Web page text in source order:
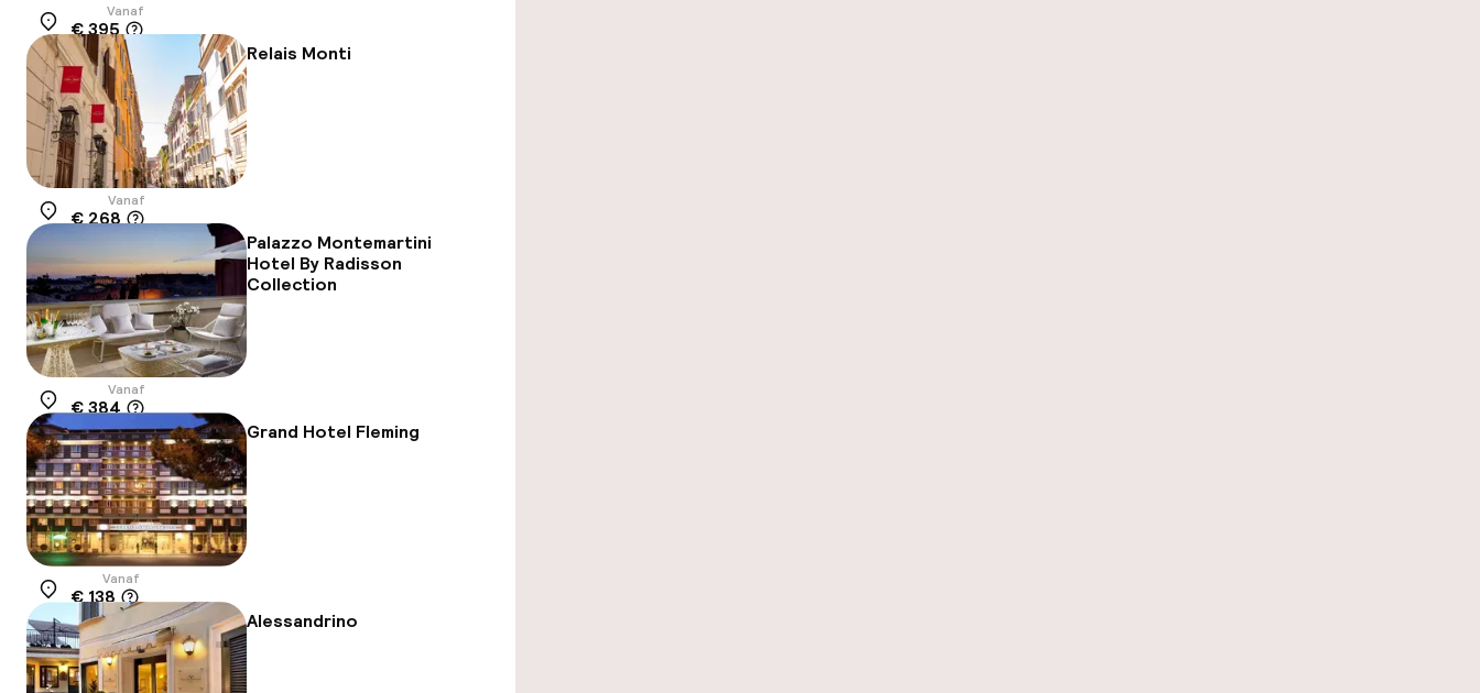
Locatie
Vanaf
€ 395
Relais Monti
Locatie
Vanaf
€ 268
Palazzo Montemartini
Hotel By Radisson
Collection
Locatie
Vanaf
€ 384
Grand Hotel Fleming
Locatie
Vanaf
€ 138
Alessandrino